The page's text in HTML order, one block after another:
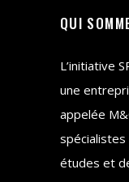
QUI
L’initiative
une
appelée
spécialistes
études et